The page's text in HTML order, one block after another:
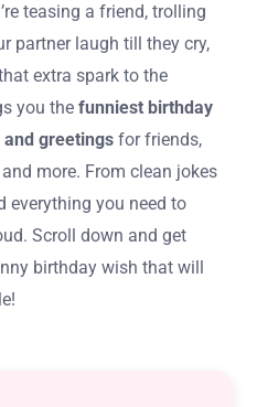
teasing a friend, trolling
partner laugh till they cry,
extra spark to the
you the funniest birthday
greetings for friends,
more. From clean jokes
everything you need to
Scroll down and get
birthday wish that will